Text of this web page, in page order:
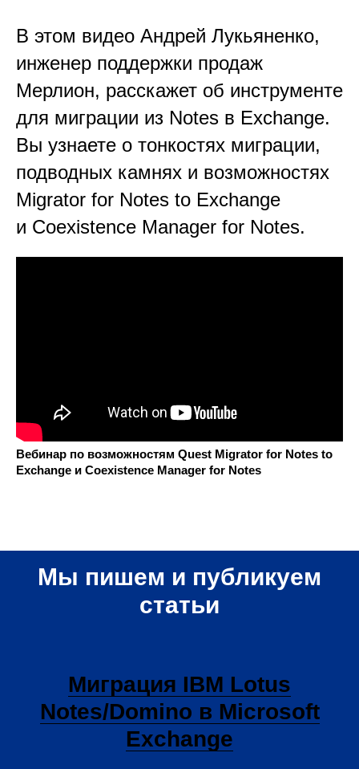
В этом видео Андрей Лукьяненко,
инженер поддержки продаж
Мерлион, расскажет об инструменте
для миграции из Notes в Exchange.
Вы узнаете о тонкостях миграции,
подводных камнях и возможностях
Migrator for Notes to Exchange
и Coexistence Manager for Notes.
Вебинар по возможностям Quest Migrator for Notes to
Exchange и Coexistence Manager for Notes
Мы пишем и публикуем
статьи
Миграция IBM Lotus
Notes/Domino в Microsoft
Exchange